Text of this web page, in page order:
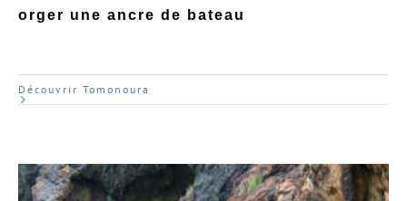
orger une ancre de bateau
Découvrir Tomonoura